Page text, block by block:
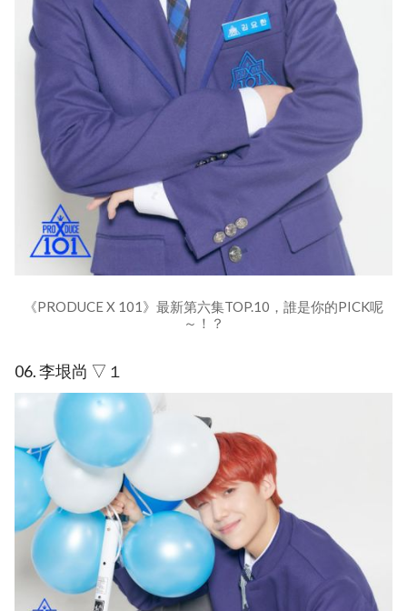
《PRODUCE X 101》最新第六集TOP.10，誰是你的PICK呢
～！？
06. 李垠尚 ▽１